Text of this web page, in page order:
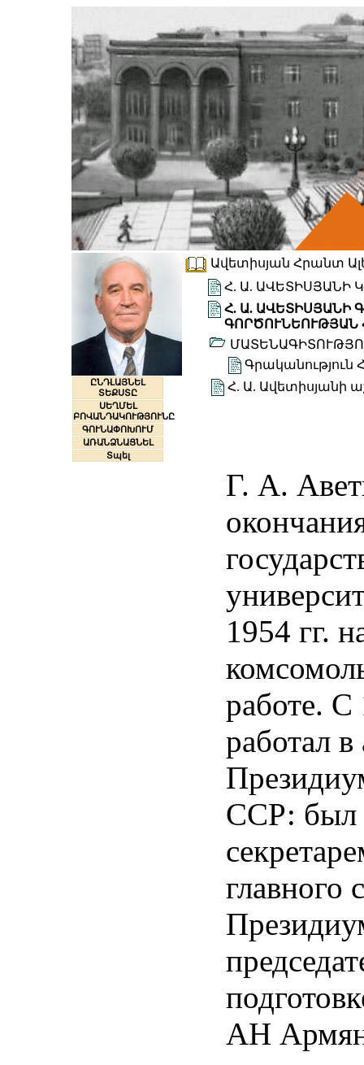
ԸՆԴԼԱՅՆԵԼ
ՏԵՔՍՏԸ
ՍԵՂՄԵԼ
ԲՈՎԱՆԴԱԿՈՒԹՅՈՒՆԸ
ԳՈՒՆԱՓՈԽՈՒՄ
ԱՌԱՆՁՆԱՑՆԵԼ
Տպել
Ավետիսյան Հրանտ
Հ. Ա. ԱՎԵՏԻՍՅԱՆԻ
Հ. Ա. ԱՎԵՏԻՍՅԱՆԻ
ԳՈՐԾՈՒՆԵՈՒԹՅԱՆ
Գրականություն
Հ. Ա. Ավետիսյանի
Г. А.
1954 гг.
работе. С
работал в
ССР: был
главного
АН